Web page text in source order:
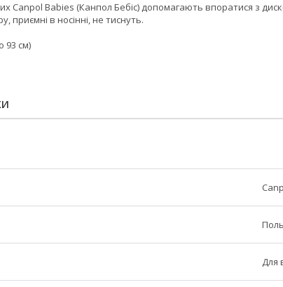
Canpol Babies (Канпол Бебіс) допомагають впоратися з
приємні в носінні, не тиснуть.
93 см)
Для